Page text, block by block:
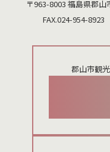
〒963-8003 福島県郡
FAX.024-954-
郡山市観